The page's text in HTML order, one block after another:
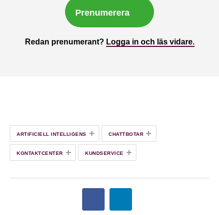
Prenumerera
Redan prenumerant? Logga in och läs vidare.
ARTIFICIELL INTELLIGENS + CHATTBOTAR +
KONTAKTCENTER + KUNDSERVICE +